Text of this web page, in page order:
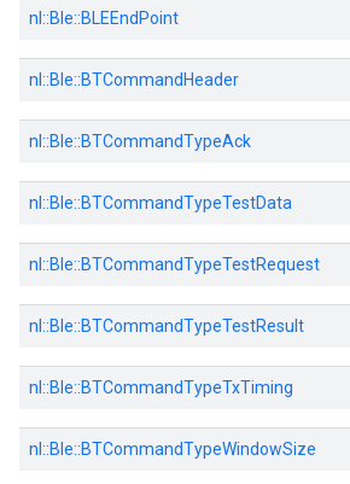
nl::Ble::BLEEndPoint
nl::Ble::BTCommandHeader
nl::Ble::BTCommandTypeAck
nl::Ble::BTCommandTypeTestData
nl::Ble::BTCommandTypeTestRequest
nl::Ble::BTCommandTypeTestResult
nl::Ble::BTCommandTypeTxTiming
nl::Ble::BTCommandTypeWindowSize